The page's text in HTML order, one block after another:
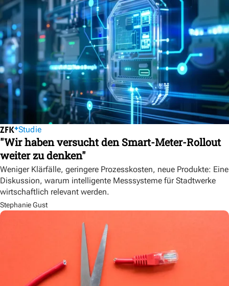
Studie
"Wir haben versucht den Smart-Meter-Rollout
weiter zu denken"
Weniger Klärfälle, geringere Prozesskosten, neue Produkte: Eine
Diskussion, warum intelligente Messsysteme für Stadtwerke
wirtschaftlich relevant werden.
Stephanie Gust